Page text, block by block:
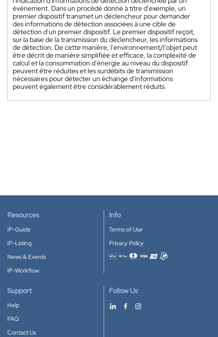
événement. Dans un procédé donné à titre d'exemple, un
premier dispositif transmet un déclencheur pour demander
des informations de détection associées à une cible de
détection d'un premier dispositif. Le premier dispositif reçoit,
sur la base de la transmission du déclencheur, les informations
de détection. De cette manière, l'environnement/l'objet peut
être décrit de manière simplifiée et efficace, la complexité de
calcul et la consommation d'énergie au niveau du dispositif
peuvent être réduites et les surdébits de transmission
nécessaires pour détecter un échange d'informations
peuvent également être considérablement réduits.
Resources
IP-Guide
IP-Listing
News & Events
IP-Workflow
Info
Terms of Use
Privacy Policy
Accepted payment methods
Support
Help
FAQ
Contact Us
Follow Us